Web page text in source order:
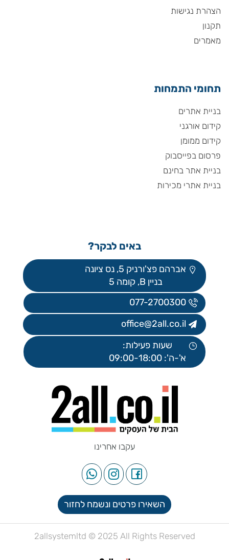
הצהרת נגישות
תקנון
מאמרים
תחומי התמחות
בניית אתרים
קידום אורגני
קידום ממומן
פרסום בפייסבוק
בניית אתר בחינם
בניית אתרי מכירות
באים לבקר?
אברהם פצ'ורניק 5, נס ציונה
בניין B, קומה 5
077-2700300
office@2all.co.il
שעות פעילות:
א'-ה': 09:00-18:00
עקבו אחרינו
השאירו פרטים ונשמח לחזור
2allsystemltd © 2025 All Rights Reserved